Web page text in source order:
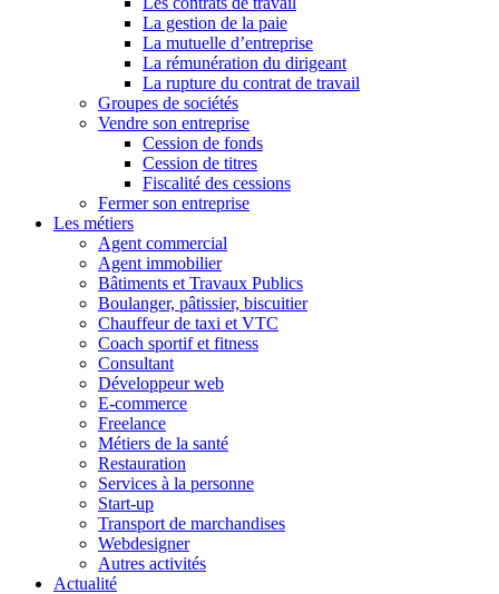
La gestion de la paie
La mutuelle d’entreprise
La rémunération du dirigeant
La rupture du contrat de travail
Groupes de sociétés
Vendre son entreprise
Cession de fonds
Cession de titres
Fiscalité des cessions
Fermer son entreprise
Les métiers
Agent commercial
Agent immobilier
Bâtiments et Travaux Publics
Boulanger, pâtissier, biscuitier
Chauffeur de taxi et VTC
Coach sportif et fitness
Consultant
Développeur web
E-commerce
Freelance
Métiers de la santé
Restauration
Services à la personne
Start-up
Transport de marchandises
Webdesigner
Autres activités
Actualité